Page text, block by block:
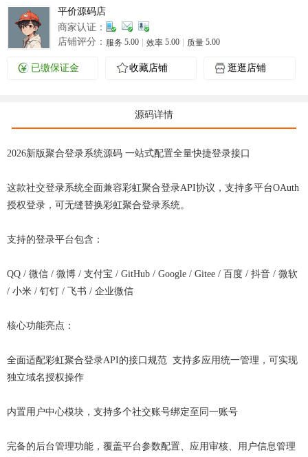
平价源码店
商家认证：
店铺评分： 服务 5.00 效率 5.00 质量 5.00
已缴保证金 收藏店铺 逛逛店铺
源码详情
2026新版聚合登录系统源码 一站式配置全量快捷登录接口
这款社交登录系统全面兼容彩虹聚合登录API协议，支持多平台OAuth
授权登录，可无缝替换彩虹聚合登录系统。
支持的登录平台包含：
QQ / 微信 / 微博 / 支付宝 / GitHub / Google / Gitee / 百度 / 抖音 / 微软
/ 小米 / 钉钉 / 飞书 / 企业微信
核心功能亮点：
全面适配彩虹聚合登录API的接口规范 支持多应用统一管理，可实现
独立域名授权操作
内置用户中心模块，支持多个社交账号绑定至同一账号
完备的后台管理功能，覆盖平台参数配置、应用审核、用户信息管理